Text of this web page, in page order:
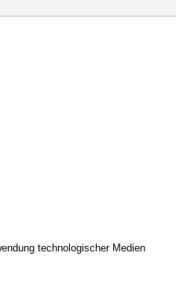
technologischer Medien